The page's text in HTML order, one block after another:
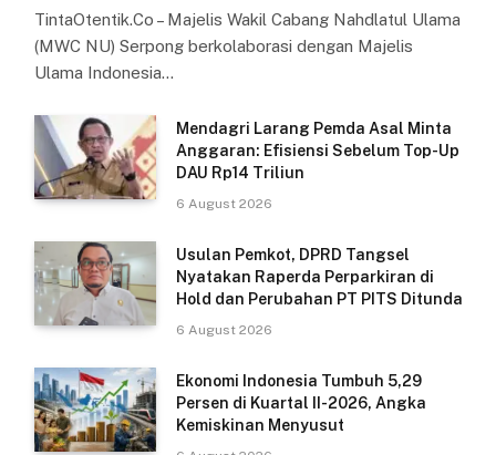
TintaOtentik.Co – Majelis Wakil Cabang Nahdlatul Ulama
(MWC NU) Serpong berkolaborasi dengan Majelis
Ulama Indonesia…
Mendagri Larang Pemda Asal Minta
Anggaran: Efisiensi Sebelum Top-Up
DAU Rp14 Triliun
6 August 2026
Usulan Pemkot, DPRD Tangsel
Nyatakan Raperda Perparkiran di
Hold dan Perubahan PT PITS Ditunda
6 August 2026
Ekonomi Indonesia Tumbuh 5,29
Persen di Kuartal II-2026, Angka
Kemiskinan Menyusut